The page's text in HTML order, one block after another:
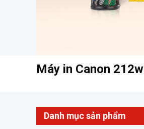
Máy in Canon 212w
Danh mục sản phẩm